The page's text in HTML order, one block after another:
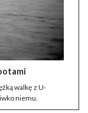
walkę z U-
niemu.